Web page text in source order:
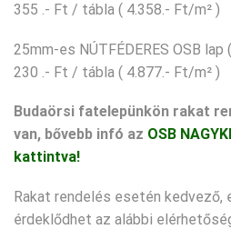
355 .- Ft / tábla ( 4.358.- Ft/m² )
25mm-es NÚTFÉDERES OSB
230 .- Ft / tábla ( 4.877.- Ft/m² )
Budaörsi fatelepünkön rakat
van, bővebb infó az OSB
kattintva!
Rakat rendelés esetén kedvező,
érdeklődhet az alábbi